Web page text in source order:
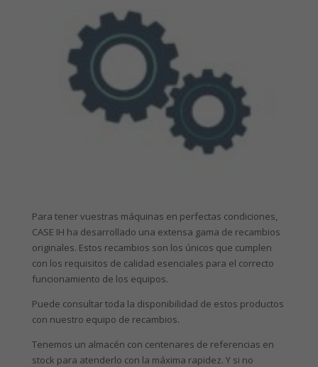
Para tener vuestras máquinas en perfectas condiciones,
CASE IH ha desarrollado una extensa gama de recambios
originales. Estos recambios son los únicos que cumplen
con los requisitos de calidad esenciales para el correcto
funcionamiento de los equipos.
Puede consultar toda la disponibilidad de estos productos
con nuestro equipo de recambios.
Tenemos un almacén con centenares de referencias en
stock para atenderlo con la máxima rapidez. Y si no